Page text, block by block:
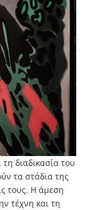
διαδικασία του
τα στάδια της
τους. Η άμεση
τέχνη και τη